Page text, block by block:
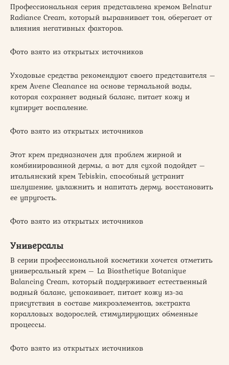
Профессиональная серия представлена кремом Belnatur
Radiance Cream, который выравнивает тон, оберегает от
влияния негативных факторов.
Фото взято из открытых источников
Уходовые средства рекомендуют своего представителя –
крем Avene Cleanance на основе термальной воды,
которая сохраняет водный баланс, питает кожу и
купирует воспаление.
Фото взято из открытых источников
Этот крем предназначен для проблем жирной и
комбинированной дермы, а вот для сухой подойдет –
итальянский крем Tebiskin, способный устранит
шелушение, увлажнить и напитать дерму, восстановить
ее упругость.
Фото взято из открытых источников
Универсалы
В серии профессиональной косметики хочется отметить
универсальный крем – La Biosthetique Botanique
Balancing Cream, который поддерживает естественный
водный баланс, успокаивает, питает кожу из-за
присутствия в составе микроэлементов, экстракта
коралловых водорослей, стимулирующих обменные
процессы.
Фото взято из открытых источников